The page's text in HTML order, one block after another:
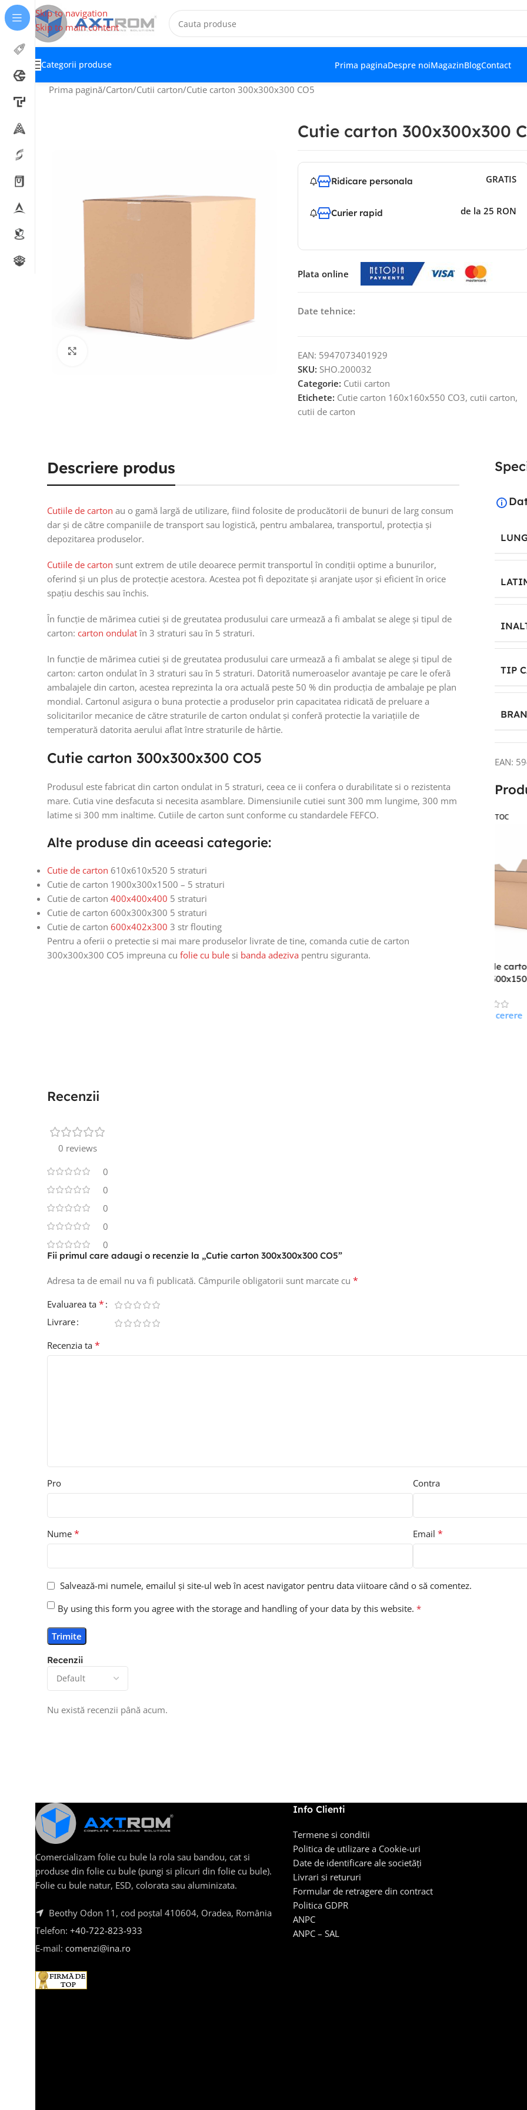
Skip to navigation
Skip to main content
Categorii produse Prima paginaDespre noiMagazinBlogContact
Prima pagină Carton Cutii carton Cutie carton 300x300x300 CO5
Cutie carton 300x300x300
Ridicare personala GRATIS
Curier rapid de la 25 RON
Plata online
Date tehnice:
EAN: 5947073401929
SKU: SHO.200032
Categorie: Cutii carton
Etichete: Cutie carton 160x160x550 CO3, cutii carton,
cutii de carton
Descriere produs
Cutiile de carton au o gamă largă de utilizare, fiind folosite de producătorii de bunuri de larg consum
dar și de către companiile de transport sau logistică, pentru ambalarea, transportul, protecția și
depozitarea produselor.
Cutiile de carton sunt extrem de utile deoarece permit transportul în condiții optime a bunurilor,
oferind și un plus de protecție acestora. Acestea pot fi depozitate și aranjate ușor și eficient în orice
spațiu deschis sau închis.
În funcție de mărimea cutiei și de greutatea produsului care urmează a fi ambalat se alege și tipul de
carton: carton ondulatîn 3 straturi sau în 5 straturi.
In funcție de mărimea cutiei și de greutatea produsului care urmează a fi ambalat se alege și tipul de
carton: carton ondulat în 3 straturi sau în 5 straturi. Datorită numeroaselor avantaje pe care le oferă
ambalajele din carton, acestea reprezinta la ora actuală peste 50 % din producția de ambalaje pe plan
mondial. Cartonul asigura o buna protectie a produselor prin capacitatea ridicată de preluare a
solicitarilor mecanice de către straturile de carton ondulat și conferă protectie la variațiile de
temperatură datorita aerului aflat între straturile de hârtie.
Cutie carton 300x300x300 CO5
Produsul este fabricat din carton ondulat in 5 straturi, ceea ce ii confera o durabilitate si o rezistenta
mare. Cutia vine desfacuta si necesita asamblare. Dimensiunile cutiei sunt 300 mm lungime, 300 mm
latime si 300 mm inaltime. Cutiile de carton sunt conforme cu standardele FEFCO.
Alte produse din aceeasi categorie:
Cutie de carton 610x610x520 5 straturi
Cutie de carton 1900x300x1500 – 5 straturi
Cutie de carton 400x400x400 5 straturi
Cutie de carton 600x300x300 5 straturi
Cutie de carton 600x402x300 3 str flouting
Pentru a oferii o pretectie si mai mare produselor livrate de tine, comanda cutie de carton
300x300x300 CO5 impreuna cu folie cu bule si banda adeziva pentru siguranta.
TIP
EAN:
FARA STOC FARA STOC
mm,
1.08
Recenzii
0 reviews
0
0
0
0
0
Recenzii
Nu există recenzii până acum.
Fii primul care adaugi o recenzie la „Cutie carton 300x300x300 CO5”
Adresa ta de email nu va fi publicată. Câmpurile obligatorii sunt marcate cu *
Evaluarea ta *
Livrare
Recenzia ta *
Pro Contra
Nume * Email *
Salvează-mi numele, emailul și site-ul web în acest navigator pentru data viitoare când o să comentez.
By using this form you agree with the storage and handling of your data by this website. *
Comercializam folie cu bule la rola sau bandou, cat si
produse din folie cu bule (pungi si plicuri din folie cu bule).
Folie cu bule natur, ESD, colorata sau aluminizata.
Beothy Odon 11, cod poștal 410604, Oradea, România
Telefon: +40-722-823-933
E-mail: comenzi@ina.ro
Info Clienti
Termene si conditii
Politica de utilizare a Cookie-uri
Date de identificare ale societăți
Livrari si retururi
Formular de retragere din contract
Politica GDPR
ANPC
ANPC – SAL